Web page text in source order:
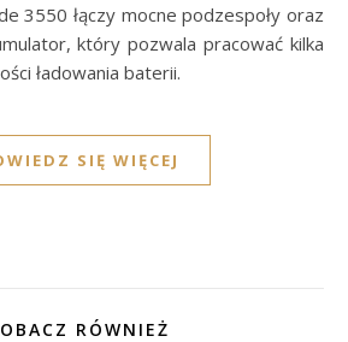
3550 łączy mocne podzespoły oraz
który pozwala pracować kilka
ładowania baterii.
SIĘ WIĘCEJ
RÓWNIEŻ